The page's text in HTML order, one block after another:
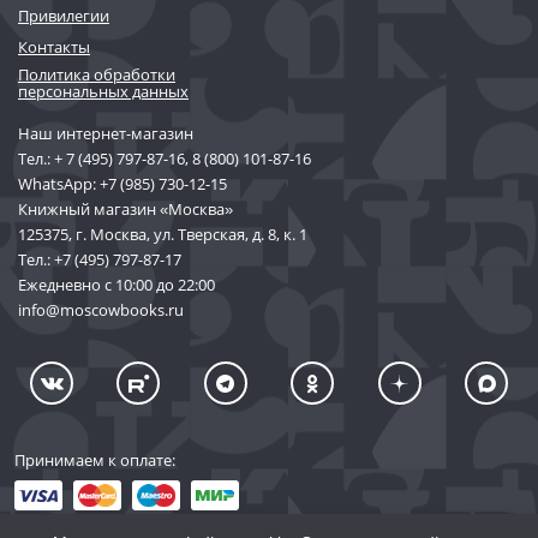
заметите, как подключится интуиция – не придется по каждому
поводу лезть в подсказки, мозг будет догадываться сам.
Но словарь все-таки пригодится. Однако советуем пользоваться
не англо-русским, а английским толковым! Вы увидите весь
Очень скоро вы поймете, что ваш тезаурус увеличился, а слова
всплывают в подходящий момент без императива.
Главный вопрос – а что читать? Загляните в раздел, где
представлена нехудожественная и художественная литература
иностранных языках. Агата Кристи, Артур Конан Дойль, Дэн
Браун, Ричард Брэнсон, Франсуаза Саган, Братья Гримм, Эрих
Мария Ремарк, Габриэль Гарсиа Маркес, Хулио Кортасар, а также
итальянские, скандинавские, японские авторы – все это мы
Привилегии
Контакты
Политика обработки
персональных данных
Наш интернет-магазин
Тел.:+ 7 (495) 797-87-16,8 (800) 101-87-16
WhatsApp:+7 (985) 730-12-15
Книжный магазин «Москва»
125375, г. Москва, ул. Тверская, д. 8, к. 1
Тел.:+7 (495) 797-87-17
Ежедневно с 10:00 до 22:00
info@moscowbooks.ru
Принимаем к оплате: